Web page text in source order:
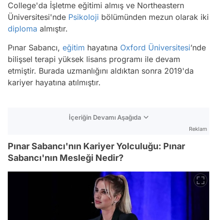
College'da İşletme eğitimi almış ve Northeastern
Üniversitesi'nde Psikoloji bölümünden mezun olarak iki
diploma almıştır.
Pınar Sabancı, eğitim hayatına Oxford Üniversitesi’nde
bilişsel terapi yüksek lisans programı ile devam
etmiştir. Burada uzmanlığını aldıktan sonra 2019'da
kariyer hayatına atılmıştır.
İçeriğin Devamı Aşağıda
Reklam
Pınar Sabancı'nın Kariyer Yolculuğu: Pınar
Sabancı'nın Mesleği Nedir?